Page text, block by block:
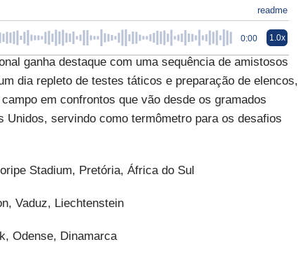
readme
0:00 1.0x
ganha destaque com uma sequência de amistosos
dia repleto de testes táticos e preparação de elencos,
em confrontos que vão desde os gramados
servindo como termômetro para os desafios
Stadium, Pretória, África do Sul
Vaduz, Liechtenstein
Odense, Dinamarca